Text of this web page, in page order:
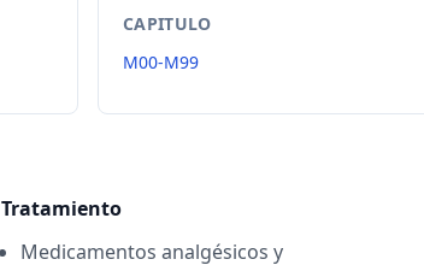
CAPITULO
M00-M99
Tratamiento
Medicamentos analgésicos y